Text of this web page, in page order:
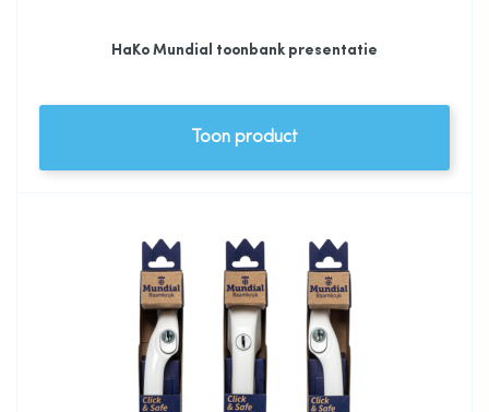
HaKo Mundial toonbank presentatie
Toon product